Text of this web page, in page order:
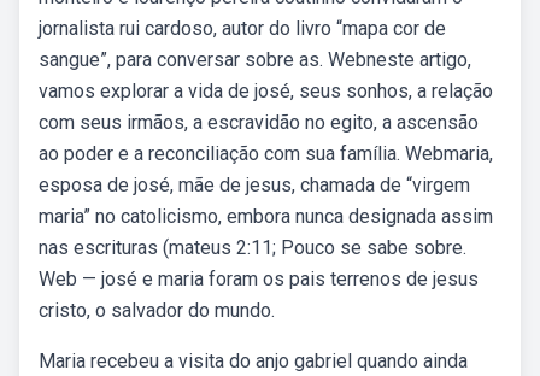
jornalista rui cardoso, autor do livro “mapa cor de
sangue”, para conversar sobre as. Webneste artigo,
vamos explorar a vida de josé, seus sonhos, a relação
com seus irmãos, a escravidão no egito, a ascensão
ao poder e a reconciliação com sua família. Webmaria,
esposa de josé, mãe de jesus, chamada de “virgem
maria” no catolicismo, embora nunca designada assim
nas escrituras (mateus 2:11; Pouco se sabe sobre.
Web — josé e maria foram os pais terrenos de jesus
cristo, o salvador do mundo.
Maria recebeu a visita do anjo gabriel quando ainda